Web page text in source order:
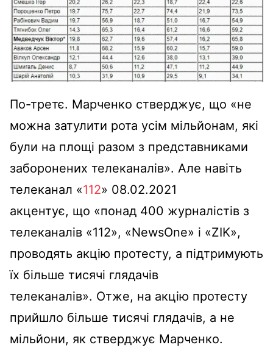
По-третє. Марченко стверджує, що «не
можна затулити рота усім мільйонам, які
були на площі разом з представниками
заборонених телеканалів». Але навіть
телеканал «112» 08.02.2021
акцентує, що «понад 400 журналістів з
телеканалів «112», «NewsOne» і «ZIK»,
проводять акцію протесту, а підтримують
їх більше тисячі глядачів
телеканалів». Отже, на акцію протесту
прийшло більше тисячі глядачів, а не
мільйони, як стверджує Марченко.